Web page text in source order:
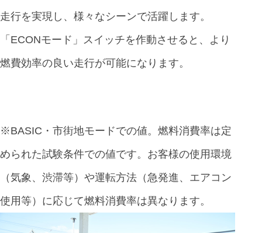
走行を実現し、様々なシーンで活躍します。
「ECONモード」スイッチを作動させると、より
燃費効率の良い走行が可能になります。
※BASIC・市街地モードでの値。燃料消費率は定
められた試験条件での値です。お客様の使用環境
（気象、渋滞等）や運転方法（急発進、エアコン
使用等）に応じて燃料消費率は異なります。